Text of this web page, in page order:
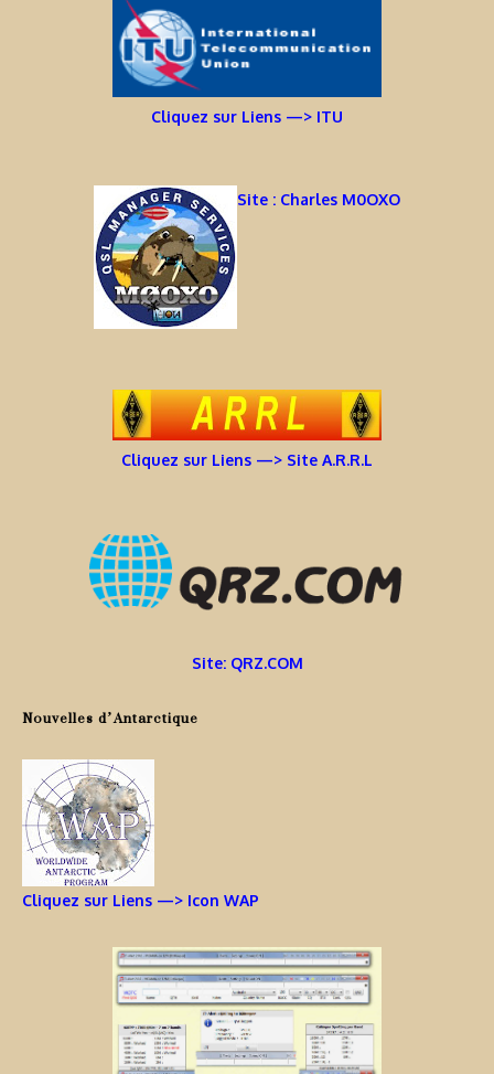
Cliquez sur Liens —> ITU
Site : Charles M0OXO
Cliquez sur Liens —> Site A.R.R.L
Site: QRZ.COM
Nouvelles d’Antarctique
Cliquez sur Liens —> Icon WAP